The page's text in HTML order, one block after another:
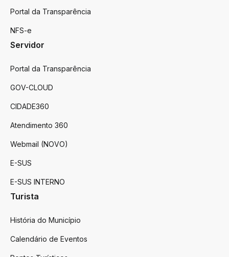
Portal da Transparência
NFS-e
Servidor
Portal da Transparência
GOV-CLOUD
CIDADE360
Atendimento 360
Webmail (NOVO)
E-SUS
E-SUS INTERNO
Turista
História do Município
Calendário de Eventos